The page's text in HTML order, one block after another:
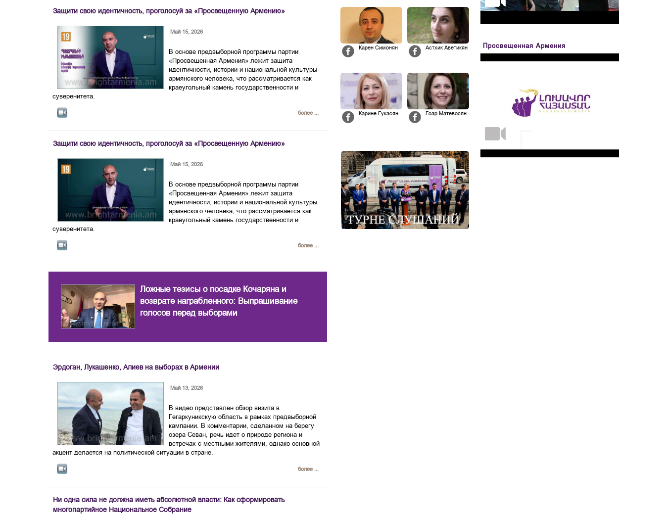
Защити свою идентичность, проголосуй за «Просвещенную Армению»
Май 15, 2026
В основе предвыборной программы партии
«Просвещенная Армения» лежит защита
идентичности, истории и национальной культуры
армянского человека, что рассматривается как
краеугольный камень государственности и
суверенитета.
более ...
Защити свою идентичность, проголосуй за «Просвещенную Армению»
Май 15, 2026
В основе предвыборной программы партии
«Просвещенная Армения» лежит защита
идентичности, истории и национальной культуры
армянского человека, что рассматривается как
краеугольный камень государственности и
суверенитета.
более ...
Ложные тезисы о посадке Кочаряна и
возврате награбленного: Выпрашивание
голосов перед выборами
Эрдоган, Лукашенко, Алиев на выборах в Армении
Май 13, 2026
В видео представлен обзор визита в
Гегаркуникскую область в рамках предвыборной
кампании. В комментарии, сделанном на берегу
озера Севан, речь идет о природе региона и
встречах с местными жителями, однако основной
акцент делается на политической ситуации в стране.
более ...
Ни одна сила не должна иметь абсолютной власти: Как сформировать
многопартийное Национальное Собрание
Карен Симонян Астхик Аветикян
Карине Гукасян Гоар Матевосян
Просвещенная Армения